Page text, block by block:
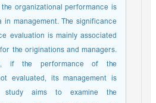
the organizational performance is
in management. The significance
evaluation is mainly associated
the originations and managers.
if the performance of the
evaluated, its management is
study aims to examine the